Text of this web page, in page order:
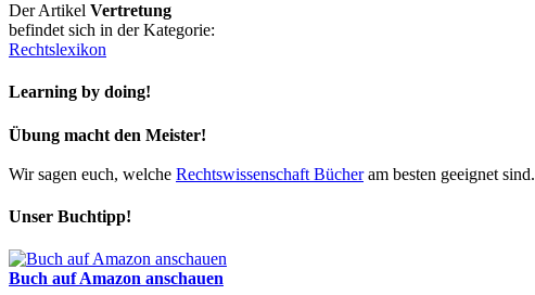
Der Artikel Vertretung
befindet sich in der Kategorie:
Rechtslexikon
Learning by doing!
Übung macht den Meister!
Wir sagen euch, welche Rechtswissenschaft Bücheram besten geeignet sind.
Unser Buchtipp!
Buch auf Amazon anschauen